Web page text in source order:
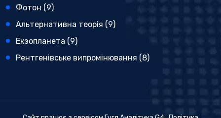
Фотон (9)
Альтернативна теорія (9)
Екзопланета (9)
Рентгенівське випромінювання (8)